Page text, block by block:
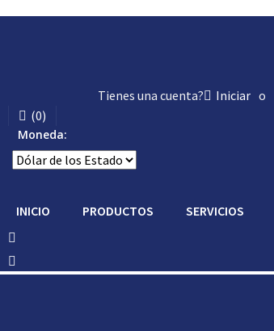
Tienes una cuenta? Iniciar o
(0)
Moneda:
INICIO PRODUCTOS SERVICIOS